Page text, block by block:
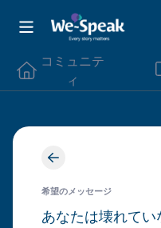
コミュニテ
ィ
希望のメッセージ
あなたは壊れて
座り心地の良い場
目を軽く閉じて、
から息を吸い（3